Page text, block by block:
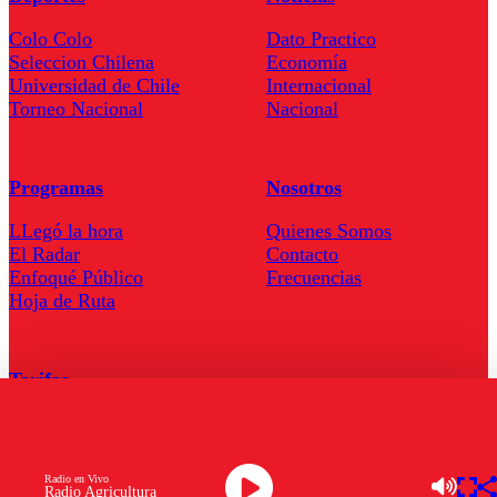
Radio Agricultura
Radio en Vivo
Colo Colo
Seleccion Chilena
Universidad de Chile
Torneo Nacional
Dato Practico
Economía
Internacional
Nacional
Programas
LLegó la hora
El Radar
Enfoqué Público
Hoja de Ruta
Nosotros
Quienes Somos
Contacto
Frecuencias
Tarifas